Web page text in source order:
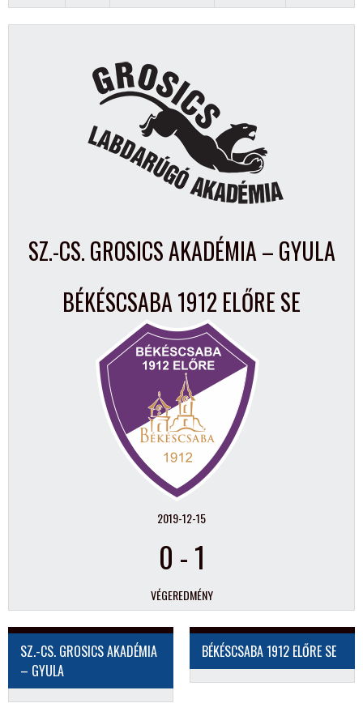
SZ.-CS. GROSICS AKADÉMIA – GYULA
BÉKÉSCSABA 1912 ELŐRE SE
2019-12-15
0 -1
VÉGEREDMÉNY
SZ.-CS. GROSICS AKADÉMIA
– GYULA
BÉKÉSCSABA 1912 ELŐRE SE